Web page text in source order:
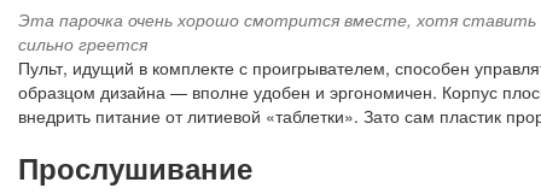
Эта парочка очень хорошо смотрится вместе, хотя
сильно греется
Пульт, идущий в комплекте с проигрывателем, способен
образцом дизайна — вполне удобен и эргономичен. Корпус
внедрить питание от литиевой «таблетки». Зато сам пластик
Прослушивание